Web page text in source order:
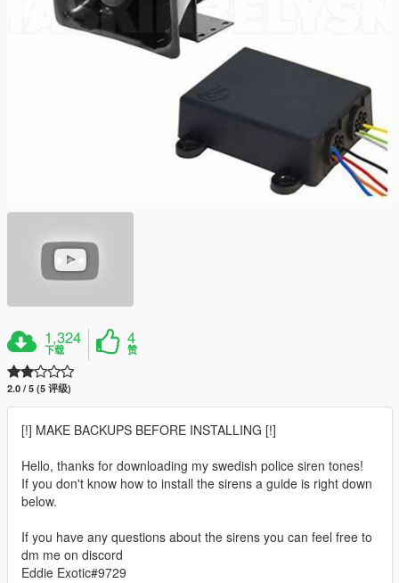
1,324
下载
4
赞
2.0 / 5 (5 评级)
[!] MAKE BACKUPS BEFORE INSTALLING [!]
Hello, thanks for downloading my swedish police siren tones!
If you don't know how to install the sirens a guide is right down
below.
If you have any questions about the sirens you can feel free to
dm me on discord
Eddie Exotic#9729